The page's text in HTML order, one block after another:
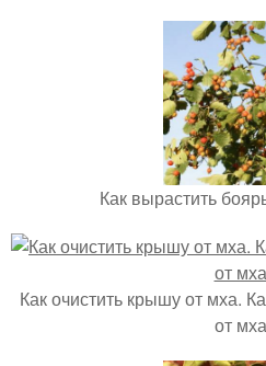
Как вырастить
Как очистить крышу от мха.
от